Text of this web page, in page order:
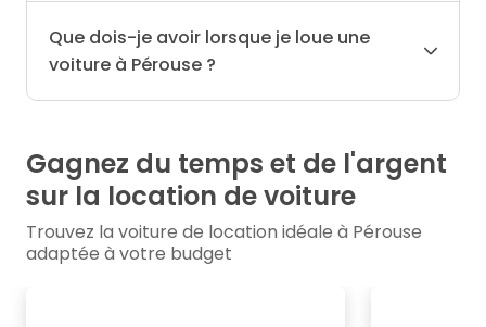
Que dois-je avoir lorsque je loue une
voiture à Pérouse ?
Gagnez du temps et de l'argent
sur la location de voiture
Trouvez la voiture de location idéale à Pérouse
adaptée à votre budget